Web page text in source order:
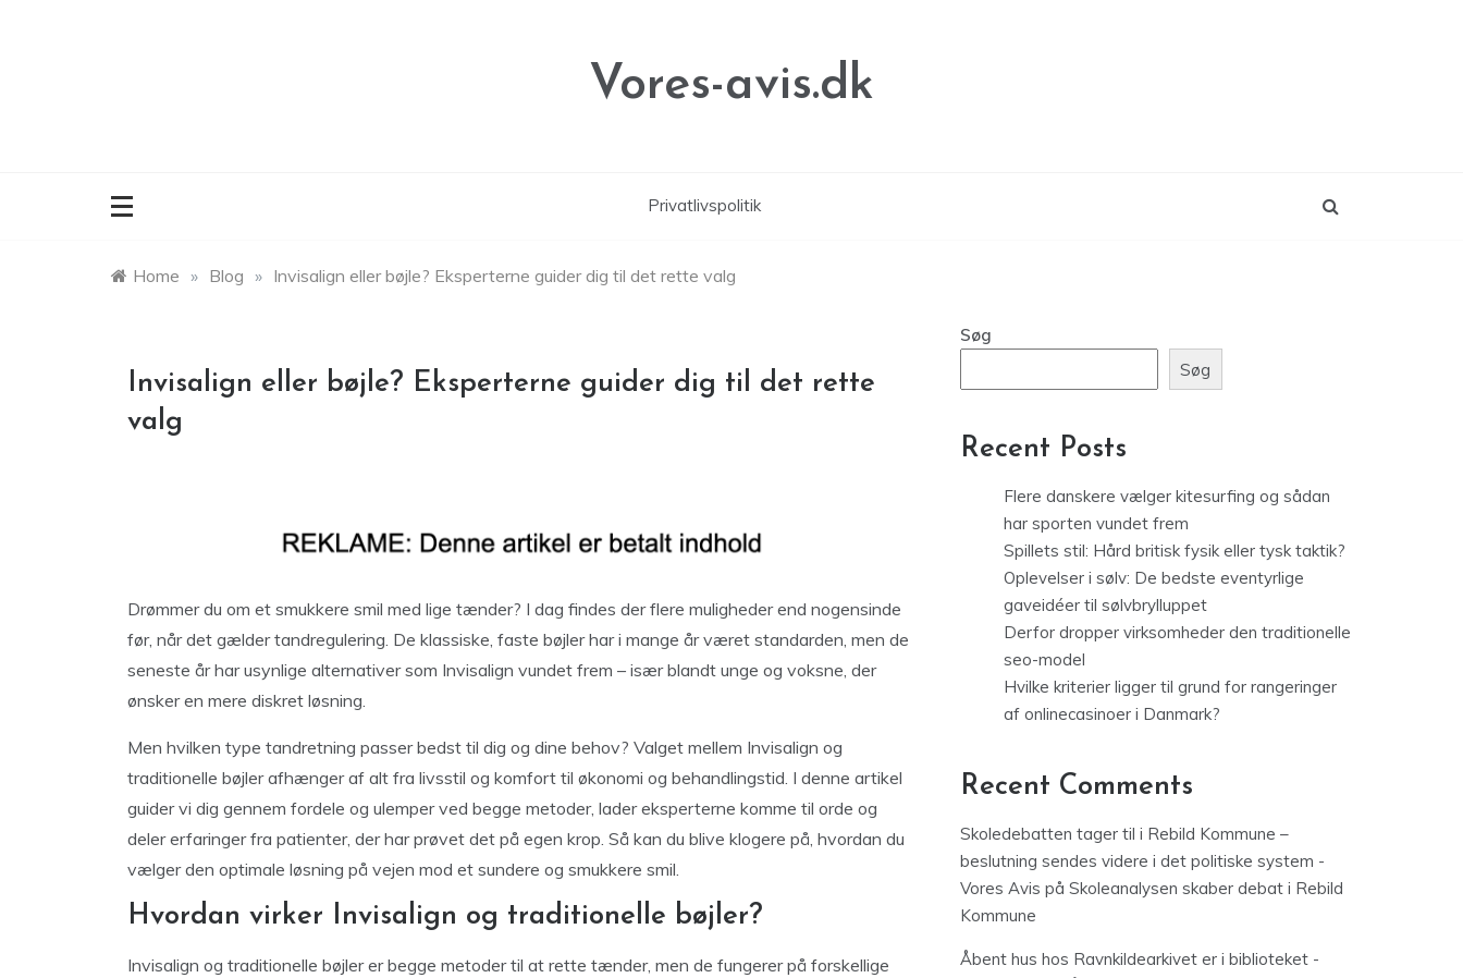
Vores-avis.dk
Privatlivspolitik
Home » Blog » Invisalign eller bøjle? Eksperterne guider dig til det rette valg
Invisalign eller bøjle? Eksperterne guider dig til det rette
valg
Drømmer du om et smukkere smil med lige tænder? I dag findes der flere muligheder end nogensinde
før, når det gælder tandregulering. De klassiske, faste bøjler har i mange år været standarden, men de
seneste år har usynlige alternativer som Invisalign vundet frem – især blandt unge og voksne, der
ønsker en mere diskret løsning.
Men hvilken type tandretning passer bedst til dig og dine behov? Valget mellem Invisalign og
traditionelle bøjler afhænger af alt fra livsstil og komfort til økonomi og behandlingstid. I denne artikel
guider vi dig gennem fordele og ulemper ved begge metoder, lader eksperterne komme til orde og
deler erfaringer fra patienter, der har prøvet det på egen krop. Så kan du blive klogere på, hvordan du
vælger den optimale løsning på vejen mod et sundere og smukkere smil.
Hvordan virker Invisalign og traditionelle bøjler?
Invisalign og traditionelle bøjler er begge metoder til at rette tænder, men de fungerer på forskellige
Søg
Søg
Recent Posts
Flere danskere vælger kitesurfing og sådan
har sporten vundet frem
Spillets stil: Hård britisk fysik eller tysk taktik?
Oplevelser i sølv: De bedste eventyrlige
gaveidéer til sølvbrylluppet
Derfor dropper virksomheder den traditionelle
seo-model
Hvilke kriterier ligger til grund for rangeringer
af onlinecasinoer i Danmark?
Recent Comments
Skoledebatten tager til i Rebild Kommune –
beslutning sendes videre i det politiske system -
Vores Avis på Skoleanalysen skaber debat i Rebild
Kommune
Åbent hus hos Ravnkildearkivet er i biblioteket -